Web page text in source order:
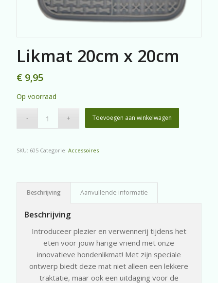
Likmat 20cm x 20cm
€9,95
Op voorraad
Toevoegen aan winkelwagen
SKU: 605 Categorie: Accessoires
Beschrijving Aanvullende informatie
Beschrijving
Introduceer plezier en verwennerij tijdens het
eten voor jouw harige vriend met onze
innovatieve hondenlikmat! Met zijn speciale
ontwerp biedt deze mat niet alleen een lekkere
traktatie, maar ook een uitdaging voor de